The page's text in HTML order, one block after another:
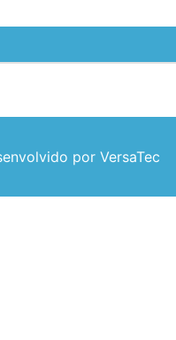
por VersaTec